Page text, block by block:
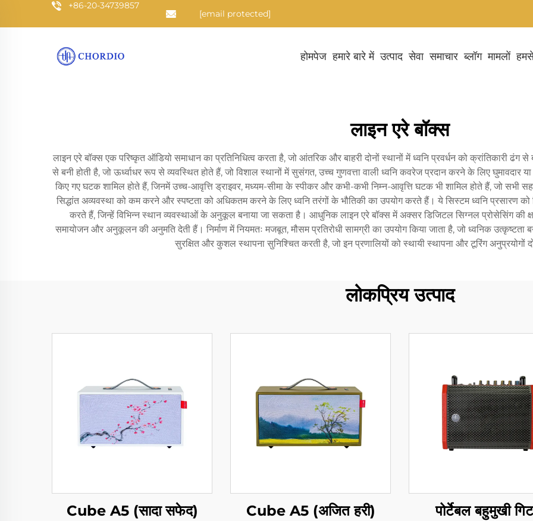
+86-20-34739857
[email protected]
होमपेज हमारे बारे में उत्पाद सेवा समाचार ब्लॉग मामलों
लाइन एरे बॉक्स
लाइन एरे बॉक्स एक परिष्कृत ऑडियो समाधान का प्रतिनिधित्व करता है, जो आंतरिक और बाहरी दोनों स्थानों में ध्वनि प्रवर्धन को क्रांतिकारी
से बनी होती है, जो ऊर्ध्वाधर रूप से व्यवस्थित होते हैं, जो विशाल स्थानों में सुसंगत, उच्च गुणवत्ता वाली ध्वनि कवरेज प्रदान करने के लिए घुमावदार
किए गए घटक शामिल होते हैं, जिनमें उच्च-आवृत्ति ड्राइवर, मध्यम-सीमा के स्पीकर और कभी-कभी निम्न-आवृत्ति घटक भी शामिल होते हैं, जो
सिद्धांत अव्यवस्था को कम करने और स्पष्टता को अधिकतम करने के लिए ध्वनि तरंगों के भौतिकी का उपयोग करते हैं। ये सिस्टम ध्वनि प्रसारण को
करते हैं, जिन्हें विभिन्न स्थान व्यवस्थाओं के अनुकूल बनाया जा सकता है। आधुनिक लाइन एरे बॉक्स में अक्सर डिजिटल सिग्नल प्रोसेसिंग की
समायोजन और अनुकूलन की अनुमति देती हैं। निर्माण में नियमतः मजबूत, मौसम प्रतिरोधी सामग्री का उपयोग किया जाता है, जो ध्वनिक उत्कृष्टता
सुरक्षित और कुशल स्थापना सुनिश्चित करती है, जो इन प्रणालियों को स्थायी स्थापना और टूरिंग अनुप्रयोगों
लोकप्रिय उत्पाद
Cube A5 (सादा सफेद) Cube A5 (अजित हरी)
पोर्टेबल बहुमुखी